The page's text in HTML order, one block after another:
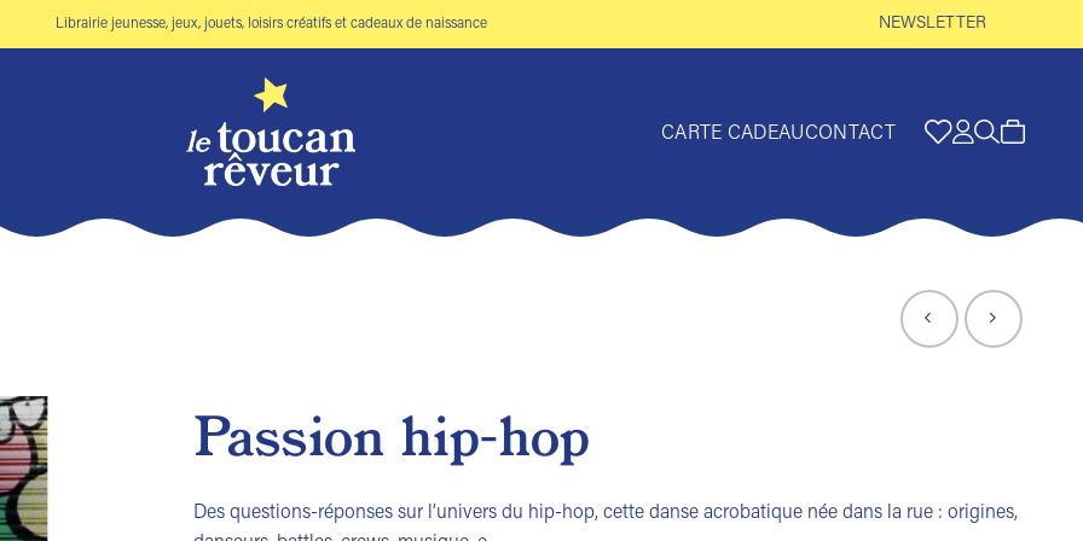
Librairie jeunesse, jeux, jouets, loisirs créatifs et cadeaux de naissance NEWSLETTER
CARTE CADEAUCONTACT
Ajouter
la liste
de
Passion hip-hop
Des questions-réponses sur l’univers du hip-hop, cette danse acrobatique née dans la rue : origines,